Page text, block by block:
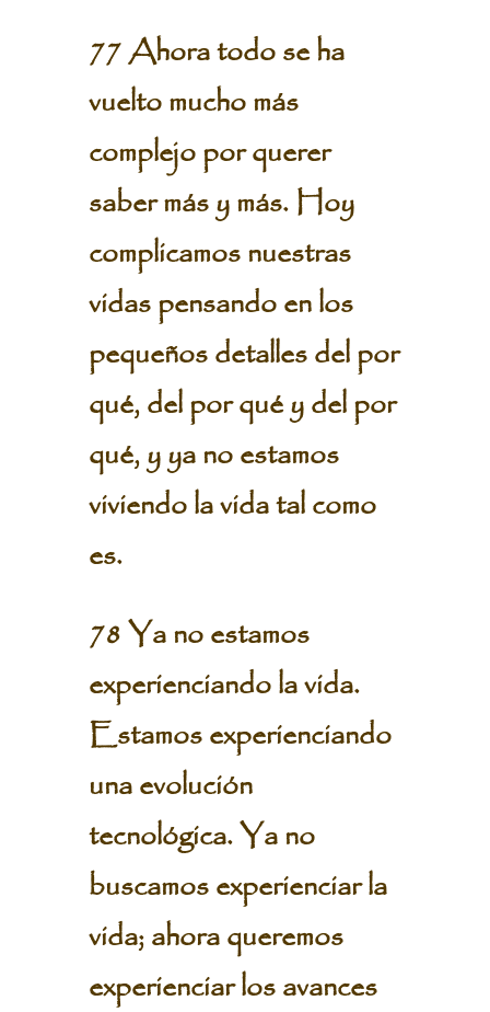
77 Ahora todo se ha
vuelto mucho más
complejo por querer
saber más y más. Hoy
complicamos nuestras
vidas pensando en los
pequeños detalles del por
qué, del por qué y del por
qué, y ya no estamos
viviendo la vida tal como
es.
78 Ya no estamos
experienciando la vida.
Estamos experienciando
una evolución
tecnológica. Ya no
buscamos experienciar la
vida; ahora queremos
experienciar los avances